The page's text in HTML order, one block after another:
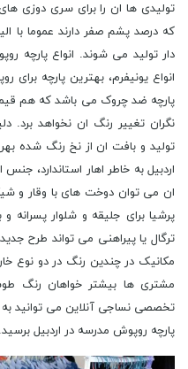
تولیدی ها ان را برای سری دوزی
که درصد پشم صفر دارند عموما با
دار تولید می شوند. انواع پارچه
انواع یونیفرم، بهترین پارچه
پارچه ضد چروک می باشد که هم
نگران تغییر رنگ ان نخواهد برد.
تولید و بافت ان از نخ رنگ شده
اردبیل به خاطر اهار استاندارد،
ان می توان دوخت های با وقار و
پرشیا برای جلیقه و شلوار پسرانه
ترگال یا پیراهنی می تواند طرح
مکانیک در چندین رنگ در دو نوع
مشتری ها بیشتر خواهان رنگ
تخصصی نساجی آنلاین می توانید به
پارچه روپوش مدرسه در اردبیل برسید.